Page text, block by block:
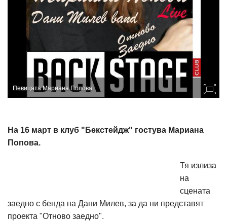
Певицата Мариана Попова
На 16 март в клуб "Бекстейдж" гостува Мариана
Попова.
Тя излиза
на
сцената
заедно с бенда на Дани Милев, за да ни представят
проекта "Отново заедно".